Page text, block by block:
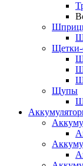
Щетки-
Щупы